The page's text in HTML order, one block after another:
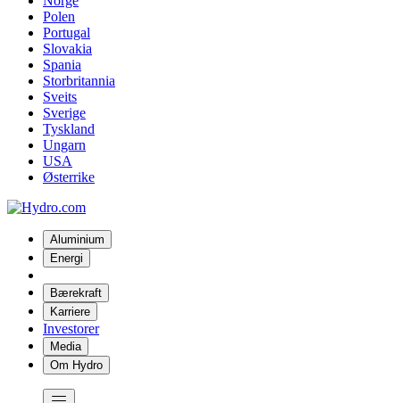
Polen
Portugal
Slovakia
Spania
Storbritannia
Sveits
Sverige
Tyskland
Ungarn
USA
Østerrike
Aluminium
Energi
Bærekraft
Karriere
Investorer
Media
Om Hydro